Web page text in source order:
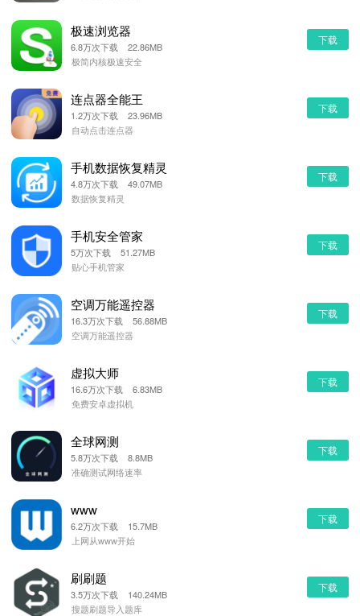
极速浏览器
6.8万次下载 22.86MB
极简内核极速安全
下载
连点器全能王
1.2万次下载 23.96MB
自动点击连点器
下载
手机数据恢复精灵
4.8万次下载 49.07MB
数据恢复精灵
下载
手机安全管家
5万次下载 51.27MB
贴心手机管家
下载
空调万能遥控器
16.3万次下载 56.88MB
空调万能遥控器
下载
虚拟大师
16.6万次下载 6.83MB
免费安卓虚拟机
下载
全球网测
5.8万次下载 8.8MB
准确测试网络速率
下载
www
6.2万次下载 15.7MB
上网从www开始
下载
刷刷题
3.5万次下载 140.24MB
搜题刷题导入题库
下载